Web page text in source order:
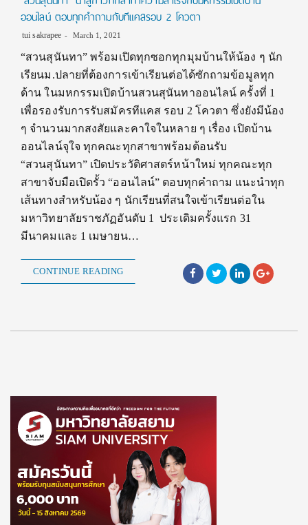
ออนไลน์ ตอบทุกคำถามกับทีแคสรอบ 2 โควตา
tui sakrapee March 1, 2021
“สวนสุนันทา” พร้อมเปิดทุกซอกทุกมุมบ้านให้น้อง ๆ นัก
เรียนม.ปลายที่ต้องการเข้าเรียนต่อได้ซักถามข้อมูลทุก
ด้าน ในมหกรรมเปิดบ้านสวนสุนันทาออนไลน์ ครั้งที่ 1
เพื่อรองรับการรับสมัครทีแคส รอบ 2 โควตา ซึ่งยังมีน้อง
ๆ จำนวนมากสงสัยและคาใจในหลาย ๆ เรื่อง เปิดบ้าน
ออนไลน์จุใจ ทุกคณะทุกสาขาพร้อมต้อนรับ
“สวนสุนันทา” เปิดประวัติศาสตร์หน้าใหม่ ทุกคณะทุก
สาขาจับมือเปิดรั้ว “ออนไลน์” ตอบทุกคำถาม แนะนำทุก
เส้นทางสำหรับน้อง ๆ นักเรียนที่สนใจเข้าเรียนต่อใน
มหาวิทยาลัยราชภัฏอันดับ 1 ประเดิมครั้งแรก 31
มีนาคมและ 1 เมษายน…
CONTINUE READING